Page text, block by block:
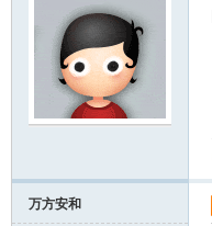
万方安和